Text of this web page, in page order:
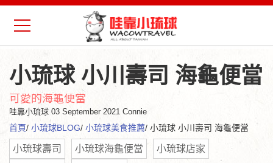
小琉球 小川壽司 海龜便當
可愛的海龜便當
哇靠小琉球 03 September 2021 Connie
首頁/ 小琉球BLOG/ 小琉球美食推薦/ 小琉球 小川壽司 海龜便當
小琉球壽司 小琉球海龜便當
小琉球店家